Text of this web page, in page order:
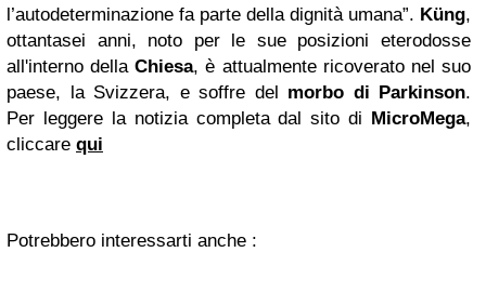
l’autodeterminazione fa parte della dignità umana”. Küng,
ottantasei anni, noto per le sue posizioni eterodosse
all'interno dellaChiesa, è attualmente ricoverato nel suo
paese, la Svizzera, e soffre del morbo di Parkinson.
Per leggere la notizia completa dal sito di MicroMega,
cliccare qui
Potrebbero interessarti anche :